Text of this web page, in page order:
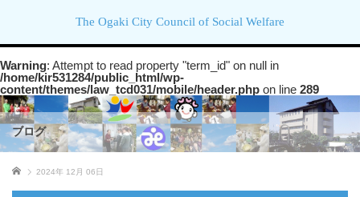
The Ogaki City Council of Social Welfare
Warning: Attempt to read property "term_id" on null in
/home/kir531284/public_html/wp-
content/themes/law_tcd031/mobile/header.php on line 289
ブログ
ホーム 2024年 12月 06日